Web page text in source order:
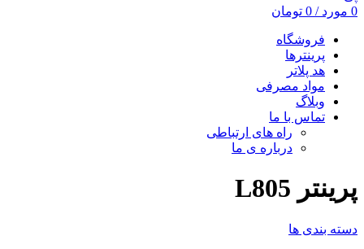
0 مورد /
0 تومان
فروشگاه
پرینترها
هد پلاتر
مواد مصرفی
وبلاگ
تماس با ما
راه های ارتباطی
درباره ی ما
پرینتر L805
دسته بندی ها